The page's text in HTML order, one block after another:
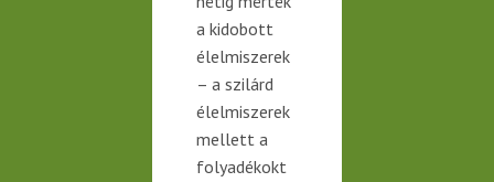
a kidobott
élelmiszerek
– a szilárd
élelmiszerek
mellett a
folyadékokt